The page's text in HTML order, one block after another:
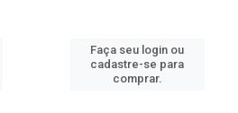
Faça seu login ou
cadastre-se para
comprar.